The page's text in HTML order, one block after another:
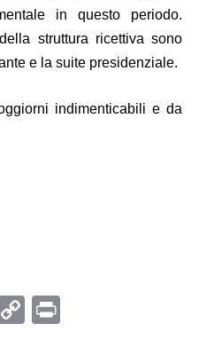
in questo periodo.
struttura ricettiva sono
e la suite presidenziale.
indimenticabili e da
Copy
Link